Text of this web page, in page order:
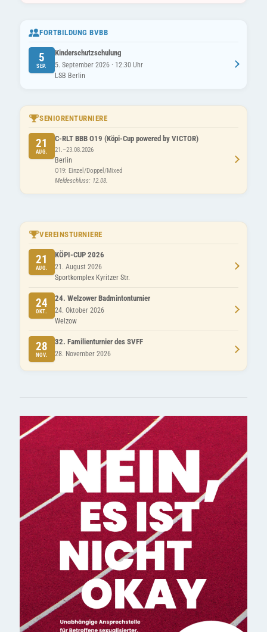
FORTBILDUNG BVBB
5
SEP.
Kinderschutzschulung
5. September 2026 · 12:30 Uhr
LSB Berlin
SENIORENTURNIERE
21
AUG.
C-RLT BBB O19 (Köpi-Cup powered by VICTOR)
21.–23.08.2026
Berlin
O19: Einzel/Doppel/Mixed
Meldeschluss: 12.08.
VEREINSTURNIERE
21
AUG.
KÖPI-CUP 2026
21. August 2026
Sportkomplex Kyritzer Str.
24
OKT.
24. Welzower Badmintonturnier
24. Oktober 2026
Welzow
28
NOV.
32. Familienturnier des SVFF
28. November 2026